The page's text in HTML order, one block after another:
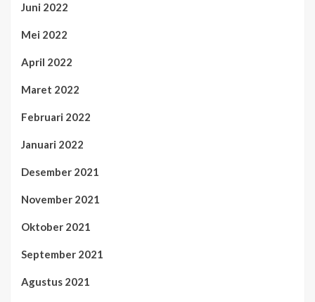
Juni 2022
Mei 2022
April 2022
Maret 2022
Februari 2022
Januari 2022
Desember 2021
November 2021
Oktober 2021
September 2021
Agustus 2021